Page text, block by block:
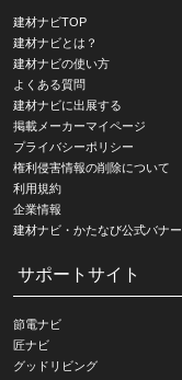
建材ナビTOP
建材ナビとは？
建材ナビの使い方
よくある質問
建材ナビに出展する
掲載メーカーマイページ
プライバシーポリシー
権利侵害情報の削除について
利用規約
企業情報
建材ナビ・かたなび公式バナー
サポートサイト
節電ナビ
匠ナビ
グッドリビング